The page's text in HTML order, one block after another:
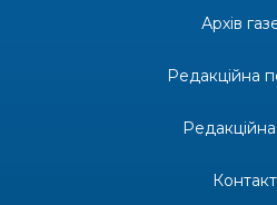
територіальної
«Дві музи» у Рівному:
Архів
Редакційна
Редакційна